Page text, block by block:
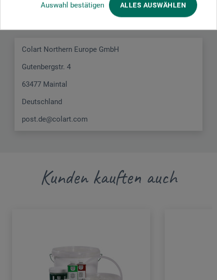
Auswahl bestätigen ALLES AUSWÄHLEN
Hier finden Sie die Kontaktdaten des Herstellers zu
Colart Northern Europe GmbH
Gutenbergstr. 4
63477 Maintal
Deutschland
post.de@colart.com
Kunden kauften auch